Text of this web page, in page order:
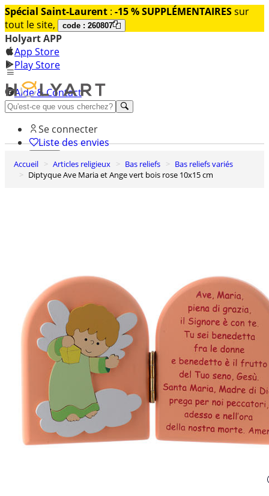
Spécial Saint-Laurent : -15 % SUPPLÉMENTAIRESsur
tout le site,
code : 260807
Holyart APP
App Store
Play Store
Aide & Contact
Découvrez Premium
Se connecter
Liste des envies
0
Panier
Accueil Articles religieux Bas reliefs
Bas reliefs variés
Diptyque Ave Maria et Ange vert bois rose 10x15 cm